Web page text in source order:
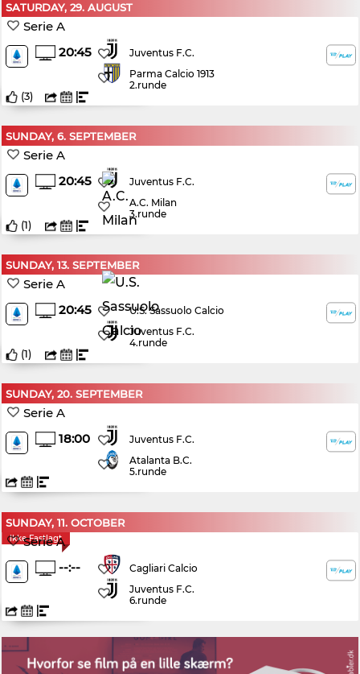
SATURDAY, 29. AUGUST
Serie A
20:45
Juventus F.C.
Parma Calcio 1913
2.runde
(3)
SUNDAY, 6. SEPTEMBER
Serie A
20:45
Juventus F.C.
A.C. Milan
3.runde
(1)
SUNDAY, 13. SEPTEMBER
Serie A
20:45
U.S. Sassuolo Calcio
Juventus F.C.
4.runde
(1)
SUNDAY, 20. SEPTEMBER
Serie A
18:00
Juventus F.C.
Atalanta B.C.
5.runde
SUNDAY, 11. OCTOBER
Ikke Fastlagt
Serie A
--:--
Cagliari Calcio
Juventus F.C.
6.runde